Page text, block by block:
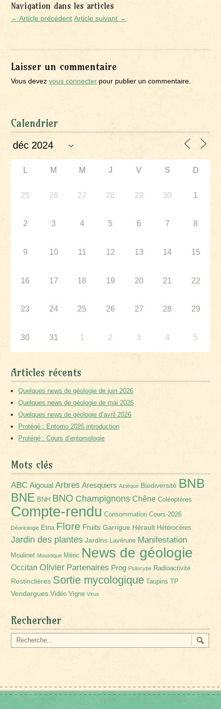
Navigation dans les articles
← Article précédent Article suivant →
Laisser un commentaire
Vous devezvous connecter pour publier un commentaire.
Calendrier
L M M J V S D
25 26 27 28 29 30 1
2 3 4 5 6 7 8
9 10 11 12 13 14 15
16 17 18 19 20 21 22
23 24 25 26 27 28 29
30 31 1 2 3 4 5
Articles récents
Quelques news de géologie de juin 2026
Quelques news de géologie de mai 2026
Quelques news de géologie d’avril 2026
Protégé : Entomo 2026 introduction
Protégé : Cours d’entomologie
Mots clés
ABC Aigoual Arbres Aresquiers Aztèque Biodiversité BNB
BNE BNH BNO Champignons Chêne Coléoptères
Compte-rendu Consommation Cours-2026
Déontologie Etna Flore Fruits Garrigue Hérault Hétérocères
Jardin des plantes Jardins Lavérune Manifestation
Moulinet Moustique Méric News de géologie
Occitan Olivier Partenaires Prog Psilocybe Radioactivité
Restinclières Sortie mycologique Taupins TP
Vendargues Vidéo Vigne Virus
Rechercher